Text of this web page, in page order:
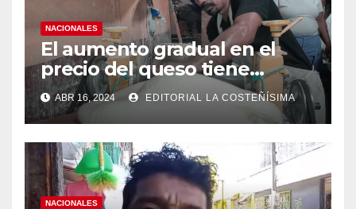
NACIONALES
El aumento gradual en el
precio del queso tiene
efectos a las Panaderias
ABR 16, 2024 EDITORIAL LA COSTEÑÍSIMA
NACIONALES